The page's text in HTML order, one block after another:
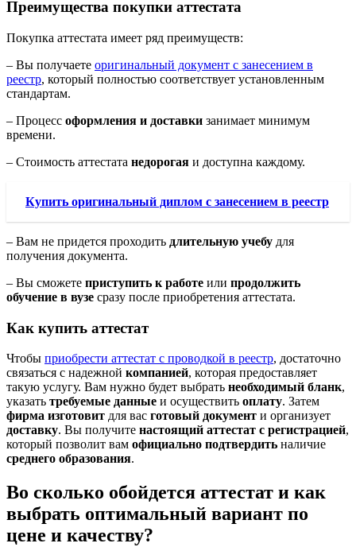
Преимущества покупки аттестата
Покупка аттестата имеет ряд преимуществ:
– Вы получаете оригинальный документ с занесением в
реестр, который полностью соответствует установленным
стандартам.
– Процесс оформления и доставки занимает минимум
времени.
– Стоимость аттестата недорогая и доступна каждому.
Купить оригинальный диплом с занесением в реестр
– Вам не придется проходить длительную учебу для
получения документа.
– Вы сможете приступить к работе или продолжить
обучение в вузе сразу после приобретения аттестата.
Как купить аттестат
Чтобы приобрести аттестат с проводкой в реестр, достаточно
связаться с надежной компанией, которая предоставляет
такую услугу. Вам нужно будет выбрать необходимый бланк,
указать требуемые данные и осуществить оплату. Затем
фирма изготовит для вас готовый документ и организует
доставку. Вы получите настоящий аттестат с регистрацией,
который позволит вам официально подтвердить наличие
среднего образования.
Во сколько обойдется аттестат и как
выбрать оптимальный вариант по
цене и качеству?